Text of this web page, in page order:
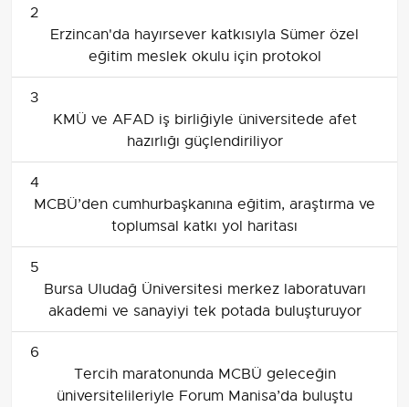
2
Erzincan'da hayırsever katkısıyla Sümer özel
eğitim meslek okulu için protokol
3
KMÜ ve AFAD iş birliğiyle üniversitede afet
hazırlığı güçlendiriliyor
4
MCBÜ’den cumhurbaşkanına eğitim, araştırma ve
toplumsal katkı yol haritası
5
Bursa Uludağ Üniversitesi merkez laboratuvarı
akademi ve sanayiyi tek potada buluşturuyor
6
Tercih maratonunda MCBÜ geleceğin
üniversitelileriyle Forum Manisa’da buluştu